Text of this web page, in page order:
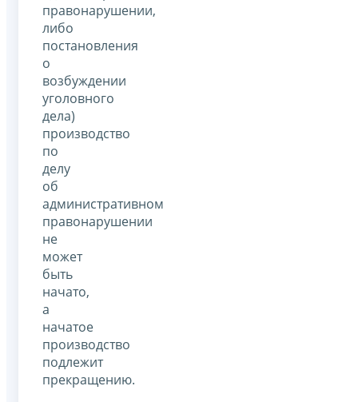
правонарушении,
либо
постановления
о
возбуждении
уголовного
дела)
производство
по
делу
об
административном
правонарушении
не
может
быть
начато,
а
начатое
производство
подлежит
прекращению.